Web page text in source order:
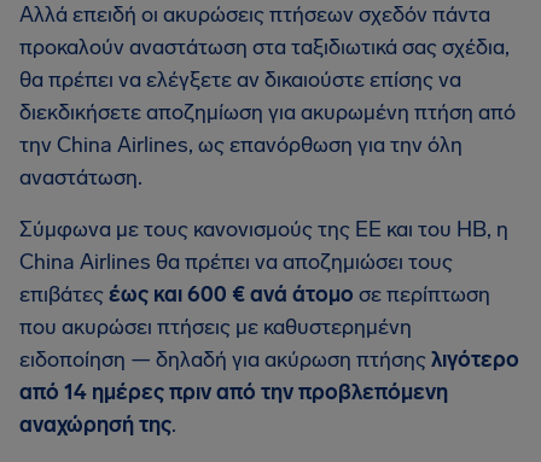
Αλλά επειδή οι ακυρώσεις πτήσεων σχεδόν πάντα
προκαλούν αναστάτωση στα ταξιδιωτικά σας σχέδια,
θα πρέπει να ελέγξετε αν δικαιούστε επίσης να
διεκδικήσετε αποζημίωση για ακυρωμένη πτήση από
την China Airlines, ως επανόρθωση για την όλη
αναστάτωση.
Σύμφωνα με τους κανονισμούς της ΕΕ και του ΗΒ, η
China Airlines θα πρέπει να αποζημιώσει τους
επιβάτεςέως και 600 € ανά άτομο σε περίπτωση
που ακυρώσει πτήσεις με καθυστερημένη
ειδοποίηση — δηλαδή για ακύρωση πτήσηςλιγότερο
από 14 ημέρες πριν από την προβλεπόμενη
αναχώρησή της.